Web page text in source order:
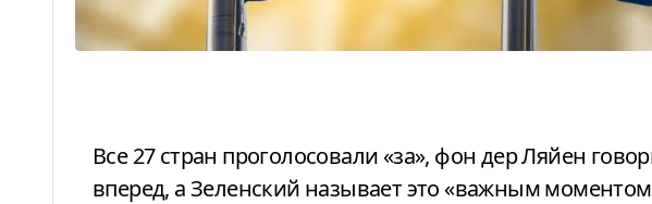
Все 27 стран проголосовали «за», фон дер Ляйен говорит о большом шаге
вперед, а Зеленский называет это «важным